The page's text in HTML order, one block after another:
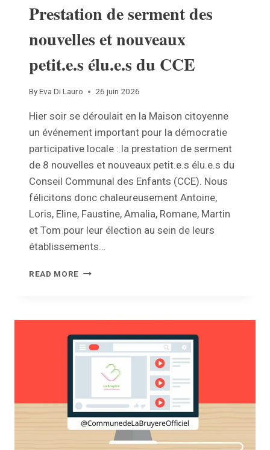
Prestation de serment des
nouvelles et nouveaux
petit.e.s élu.e.s du CCE
ByEva Di Lauro 26 juin 2026
Hier soir se déroulait en la Maison citoyenne
un événement important pour la démocratie
participative locale : la prestation de serment
de 8 nouvelles et nouveaux petit.e.s élu.e.s du
Conseil Communal des Enfants (CCE). Nous
félicitons donc chaleureusement Antoine,
Loris, Eline, Faustine, Amalia, Romane, Martin
et Tom pour leur élection au sein de leurs
établissements…
READ MORE PRESTATION
NOUVELLES
ET
NOUVEAUX
PETIT.E.S
ÉLU.E.S
CCE